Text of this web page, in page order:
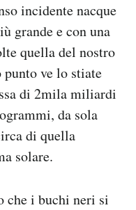
incidente nacque
grande e con una
quella del nostro
punto ve lo stiate
di 2mila miliardi
da sola
di quella
solare.
che i buchi neri si